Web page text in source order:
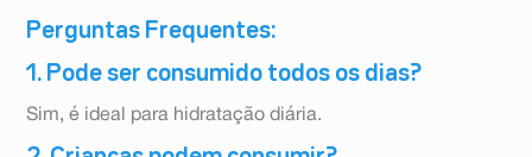
Perguntas Frequentes:
1. Pode ser consumido todos os dias?
Sim, é ideal para hidratação diária.